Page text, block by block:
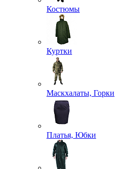
Костюмы
Куртки
Маскхалаты, Горки
Платья, Юбки